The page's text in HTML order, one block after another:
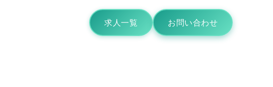
求人一覧 お問い合わせ